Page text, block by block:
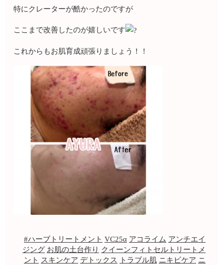
特にクレーターが酷かったのですが
ここまで改善したのが嬉しいです
これからもお肌育成頑張りましょう！！
#ハーブトリートメント VC25α アコライム アンチエイ
ジング お肌の土台作り クイーンフィトセルトリートメ
ント スキンケア デトックス トラブル肌 ニキビケア ニ